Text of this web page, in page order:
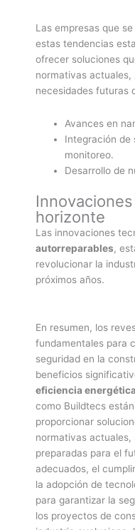
Las empresas que
estas tendencias
ofrecer soluciones
normativas actuales,
necesidades futuras
Avances en
Integración de
monitoreo.
Desarrollo de
horizonte
Las innovaciones
autorreparables,
revolucionar la
próximos años.
En resumen, los
fundamentales para
seguridad en la
beneficios
eficiencia
como Buildtecs
proporcionar
normativas actuales,
preparadas para el
adecuados, el
la adopción de
para garantizar la
los proyectos de